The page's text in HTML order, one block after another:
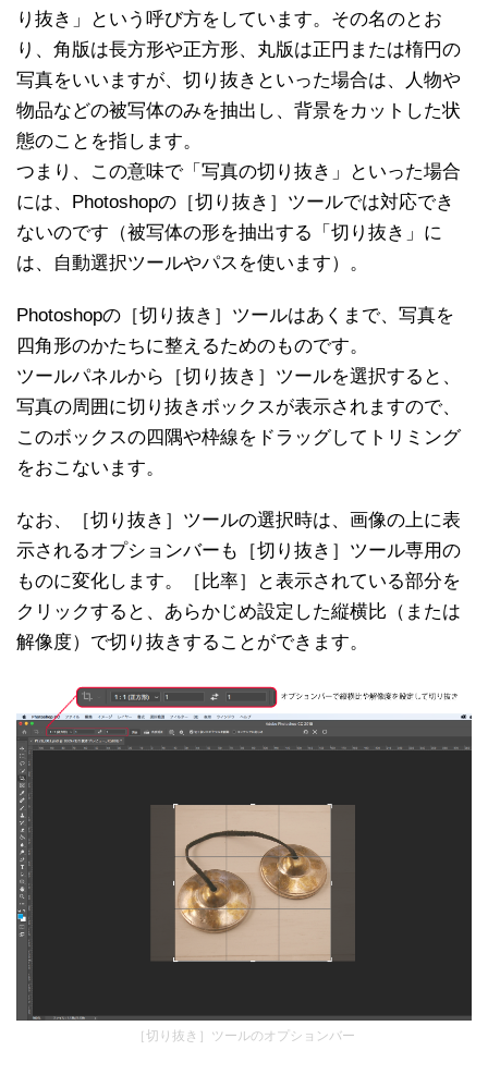
り抜き」という呼び方をしています。その名のとお
り、角版は長方形や正方形、丸版は正円または楕円の
写真をいいますが、切り抜きといった場合は、人物や
物品などの被写体のみを抽出し、背景をカットした状
態のことを指します。
つまり、この意味で「写真の切り抜き」といった場合
には、Photoshopの［切り抜き］ツールでは対応でき
ないのです（被写体の形を抽出する「切り抜き」に
は、自動選択ツールやパスを使います）。
Photoshopの［切り抜き］ツールはあくまで、写真を
四角形のかたちに整えるためのものです。
ツールパネルから［切り抜き］ツールを選択すると、
写真の周囲に切り抜きボックスが表示されますので、
このボックスの四隅や枠線をドラッグしてトリミング
をおこないます。
なお、［切り抜き］ツールの選択時は、画像の上に表
示されるオプションバーも［切り抜き］ツール専用の
ものに変化します。［比率］と表示されている部分を
クリックすると、あらかじめ設定した縦横比（または
解像度）で切り抜きすることができます。
［切り抜き］ツールのオプションバー